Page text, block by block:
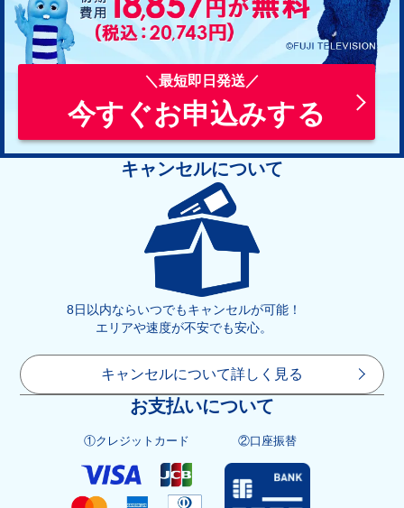
今すぐお申込みする
キャンセルについて
8日以内ならいつでもキャンセルが可能！
エリアや速度が不安でも安心。
キャンセルについて詳しく見る
お支払いについて
①クレジットカード ②口座振替